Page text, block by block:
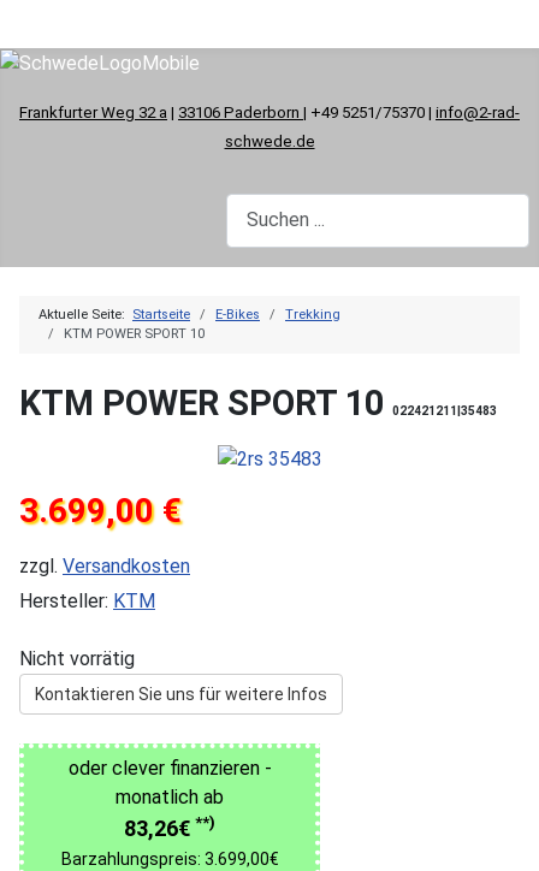
Frankfurter Weg 32 a | 33106 Paderborn | +49 5251/75370 | info@2-rad-
schwede.de
Aktuelle Seite: Startseite E-Bikes
Trekking
KTM POWER SPORT 10
KTM POWER SPORT 10 022421211|35483
3.699,00 €
zzgl. Versandkosten
Hersteller: KTM
Nicht vorrätig
Kontaktieren Sie uns für weitere Infos
oder clever finanzieren -
monatlich ab
83,26€ **)
Barzahlungspreis: 3.699,00€